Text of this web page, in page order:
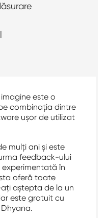
este o
combinația dintre
ușor de utilizat
mulți ani și este
feedback-ului
în
oferă toate
aștepta de la un
este gratuit cu